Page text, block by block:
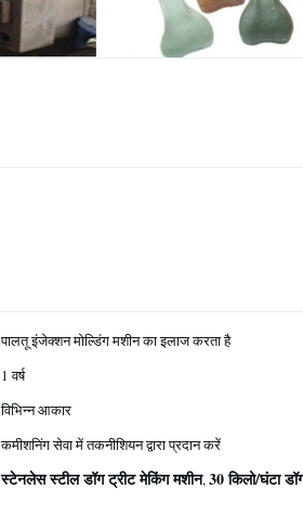
पालतू इंजेक्शन मोल्डिंग मशीन का इलाज करता है
1 वर्ष
विभिन्न आकार
कमीशनिंग सेवा में तकनीशियन द्वारा प्रदान करें
स्टेनलेस स्टील डॉग ट्रीट मेकिंग मशीन,30 किलो/घंटा